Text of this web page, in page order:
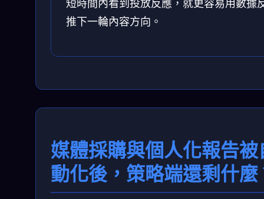
短時間內看到投放反應，就更容易用數據
推下一輪內容方向。
媒體採購與個人化報告被
動化後，策略端還剩什麼